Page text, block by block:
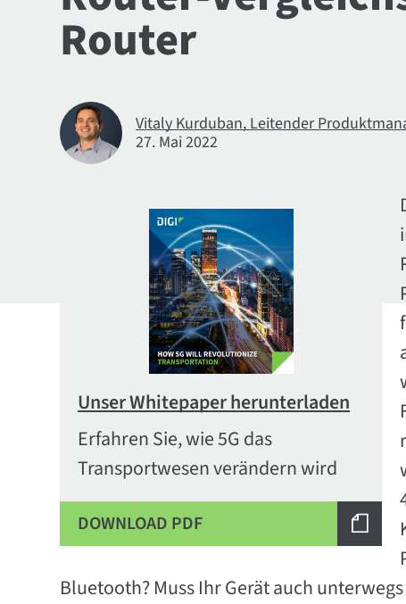
Router
Vitaly Kurduban, Leitender
27. Mai 2022
Unser Whitepaper herunterladen
Erfahren Sie, wie 5G das
Transportwesen verändern wird
DOWNLOAD PDF
Bluetooth? Muss Ihr Gerät auch